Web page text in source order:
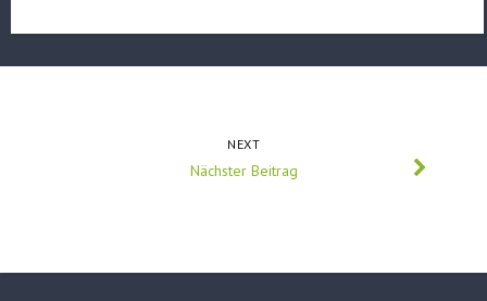
NEXT
Nächster Beitrag